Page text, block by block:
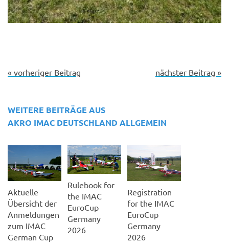
« vorheriger Beitrag nächster Beitrag »
WEITERE BEITRÄGE AUS
AKRO IMAC DEUTSCHLAND ALLGEMEIN
Aktuelle
Übersicht der
Anmeldungen
zum IMAC
German Cup
Rulebook for
the IMAC
EuroCup
Germany
2026
Registration
for the IMAC
EuroCup
Germany
2026